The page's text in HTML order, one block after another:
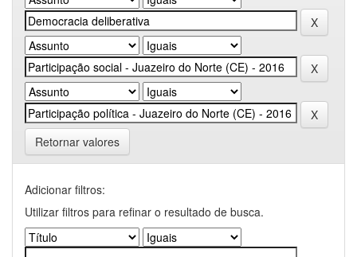
Retornar valores
Adicionar filtros:
Utilizar filtros para refinar o resultado de busca.